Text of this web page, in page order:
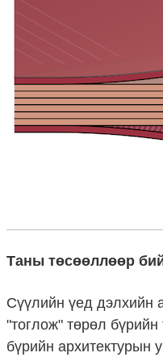
Таны төсөөллөөр
Сүүлийн үед дэлхийн
"тоглож" төрөл
бүрийн архитектурын